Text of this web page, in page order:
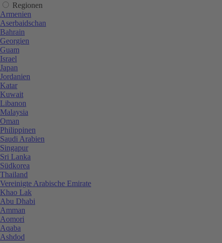
Regionen
Armenien
Aserbaidschan
Bahrain
Georgien
Guam
Israel
Japan
Jordanien
Katar
Kuwait
Libanon
Malaysia
Oman
Philippinen
Saudi Arabien
Singapur
Sri Lanka
Südkorea
Thailand
Vereinigte Arabische Emirate
Khao Lak
Abu Dhabi
Amman
Aomori
Aqaba
Ashdod